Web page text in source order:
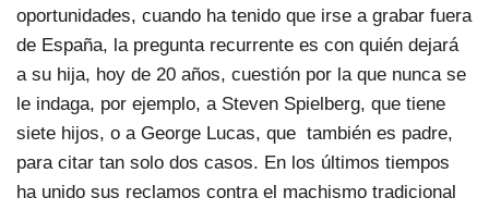
oportunidades, cuando ha tenido que irse a grabar fuera
de España, la pregunta recurrente es con quién dejará
a su hija, hoy de 20 años, cuestión por la que nunca se
le indaga, por ejemplo, a Steven Spielberg, que tiene
siete hijos, o a George Lucas, que también es padre,
para citar tan solo dos casos. En los últimos tiempos
ha unido sus reclamos contra el machismo tradicional